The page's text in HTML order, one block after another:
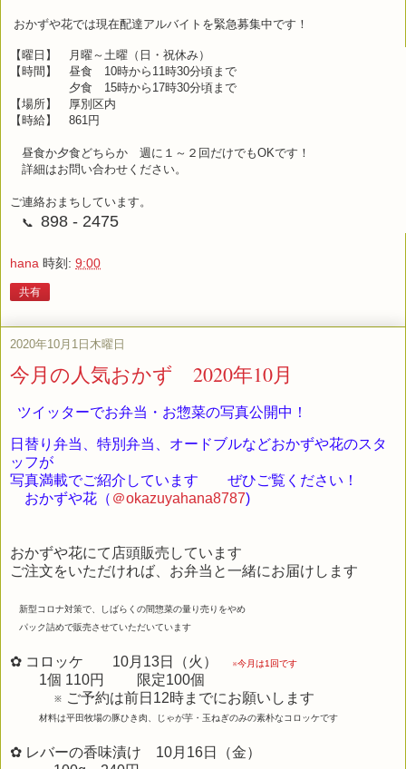
おかずや花では現在配達アルバイトを緊急募集中です！
【曜日】 月曜～土曜（日・祝休み）
【時間】 昼食 10時から11時30分頃まで
夕食 15時から17時30分頃まで
【場所】 厚別区内
【時給】 861円
昼食か夕食どちらか 週に１～２回だけでもOKです！
詳細はお問い合わせください。
ご連絡おまちしています。
📞 898 - 2475
hana 時刻: 9:00
共有
2020年10月1日木曜日
今月の人気おかず 2020年10月
ツイッターでお弁当・お惣菜の写真公開中！
日替り弁当、特別弁当、オードブルなどおかずや花のスタ
ッフが
写真満載でご紹介しています ぜひご覧ください！
おかずや花（ ＠okazuyahana8787)
おかずや花にて店頭販売しています
ご注文をいただければ、お弁当と一緒にお届けします
新型コロナ対策で、しばらくの間惣菜の量り売りをやめ
パック詰めで販売させていただいています
✿ コロッケ 10月13日（火） ※今月は1回です
1個 110円 限定100個
※ ご予約は前日12時までにお願いします
材料は平田牧場の豚ひき肉、じゃが芋・玉ねぎのみの素朴なコロッケです
✿ レバーの香味漬け 10月16日（金）